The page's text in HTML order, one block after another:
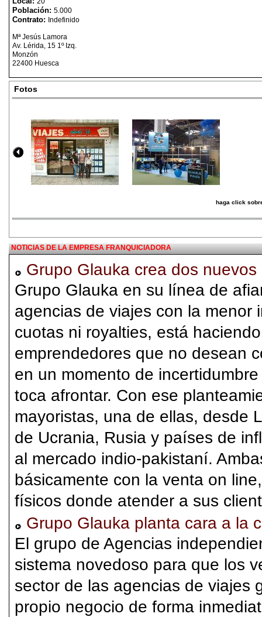
Población: 5.000
Contrato: Indefinido
Mª Jesús Lamora
Av. Lérida, 15 1º Izq.
Monzón
22400 Huesca
Fotos
haga click
NOTICIAS DE LA EMPRESA FRANQUICIADORA
Grupo Glauka crea dos nuevos
Grupo Glauka en su línea de
agencias de viajes con la menor
cuotas ni royalties, está
emprendedores que no desean
en un momento de
toca afrontar. Con ese
mayoristas, una de ellas, desde
de Ucrania, Rusia y países de
al mercado indio-pakistaní.
básicamente con la venta on
físicos donde atender a sus
Grupo Glauka planta cara a la
El grupo de Agencias
sistema novedoso para que los
sector de las agencias de viajes
propio negocio de forma